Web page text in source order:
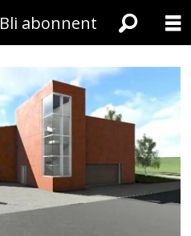
Bli abonnent